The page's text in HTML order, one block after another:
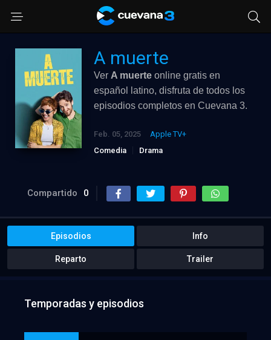
A muerte
Ver A muerte online gratis en
español latino, disfruta de todos los
episodios completos en Cuevana 3.
Feb. 05, 2025
Apple TV+
Comedia
Drama
Compartido 0
Episodios Info
Reparto Trailer
Temporadas y episodios